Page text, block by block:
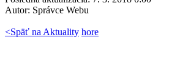
Autor: Správce Webu
<Späť na Aktuality hore